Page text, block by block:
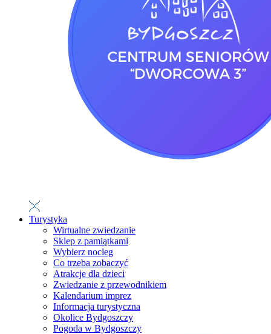
Turystyka
Wirtualne zwiedzanie
Sklep z pamiątkami
Wybierz nocleg
Co trzeba zobaczyć
Atrakcje dla dzieci
Zwiedzanie z przewodnikiem
Kalendarium imprez
Informacja turystyczna
Okolice Bydgoszczy
Pogoda w Bydgoszczy